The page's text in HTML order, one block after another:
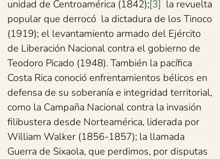
unidad de Centroamérica (1842);[3] la revuelta
popular que derrocó la dictadura de los Tinoco
(1919); el levantamiento armado del Ejército
de Liberación Nacional contra el gobierno de
Teodoro Picado (1948). También la pacífica
Costa Rica conoció enfrentamientos bélicos en
defensa de su soberanía e integridad territorial,
como la Campaña Nacional contra la invasión
filibustera desde Norteamérica, liderada por
William Walker (1856-1857); la llamada
Guerra de Sixaola, que perdimos, por disputas